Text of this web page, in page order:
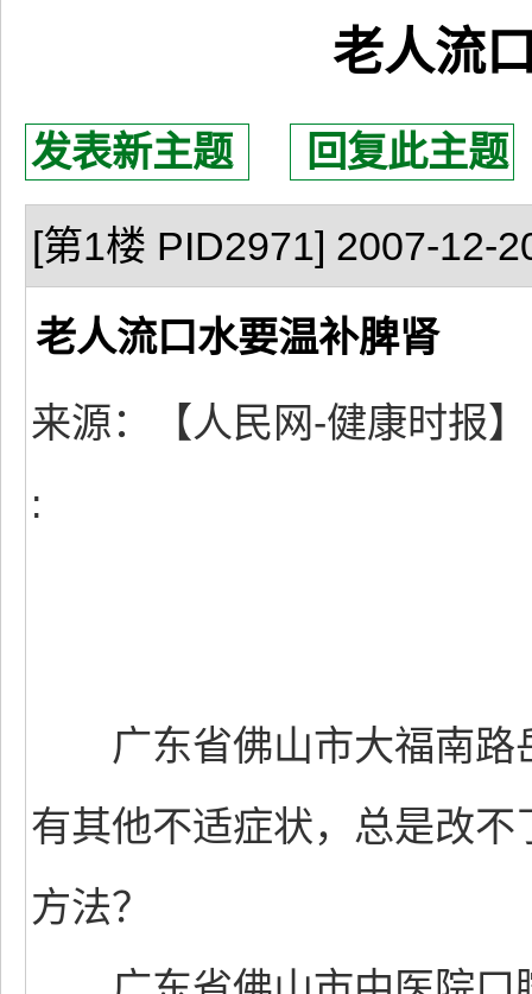
老人流
发表新主题 回复此主题
[第1楼 PID2971] 2007-12-
老人流口水要温补脾肾
来源：【人民网-健康时报】
:
广东省佛山市大福南路
有其他不适症状，总是改
方法？